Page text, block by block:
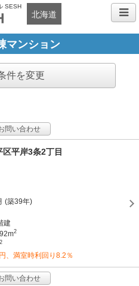
SESH
北海道
マンション
件を変更
問い合わせ
平岸3条2丁目
(築39年)
建
2
2
、満室時利回り8.2％
問い合わせ